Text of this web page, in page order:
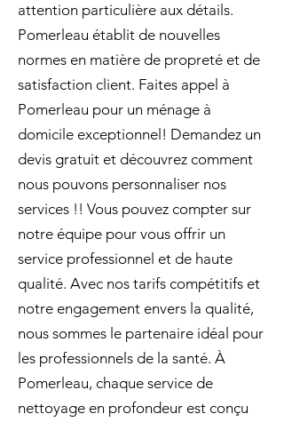
attention particulière aux détails.
Pomerleau établit de nouvelles
normes en matière de propreté et de
satisfaction client. Faites appel à
Pomerleau pour un ménage à
domicile exceptionnel! Demandez un
devis gratuit et découvrez comment
nous pouvons personnaliser nos
services !! Vous pouvez compter sur
notre équipe pour vous offrir un
service professionnel et de haute
qualité. Avec nos tarifs compétitifs et
notre engagement envers la qualité,
nous sommes le partenaire idéal pour
les professionnels de la santé. À
Pomerleau, chaque service de
nettoyage en profondeur est conçu